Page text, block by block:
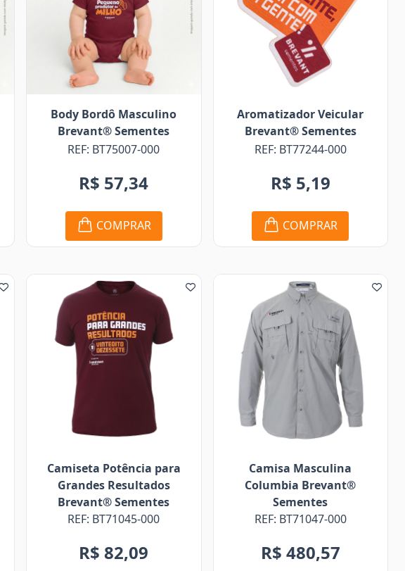
Body Bordô Masculino
Brevant® Sementes
REF: BT75007-000
R$ 57,34
COMPRAR
Aromatizador Veicular
Brevant® Sementes
REF: BT77244-000
R$ 5,19
COMPRAR
Camiseta Potência para
Grandes Resultados
Brevant® Sementes
REF: BT71045-000
R$ 82,09
Camisa Masculina
Columbia Brevant®
Sementes
REF: BT71047-000
R$ 480,57